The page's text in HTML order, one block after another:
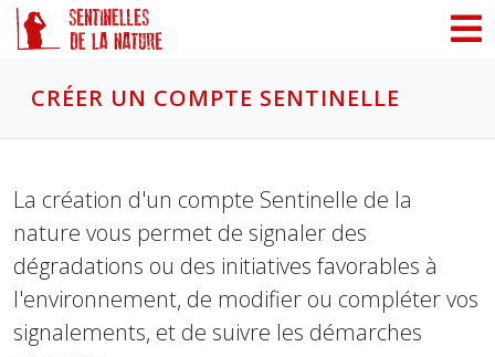
CRÉER UN COMPTE SENTINELLE
La création d'un compte Sentinelle de la
nature vous permet de signaler des
dégradations ou des initiatives favorables à
l'environnement, de modifier ou compléter vos
signalements, et de suivre les démarches
Panneau de gestion des cookies